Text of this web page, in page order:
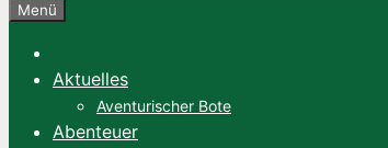
Menü
Aktuelles
Aventurischer Bote
Abenteuer